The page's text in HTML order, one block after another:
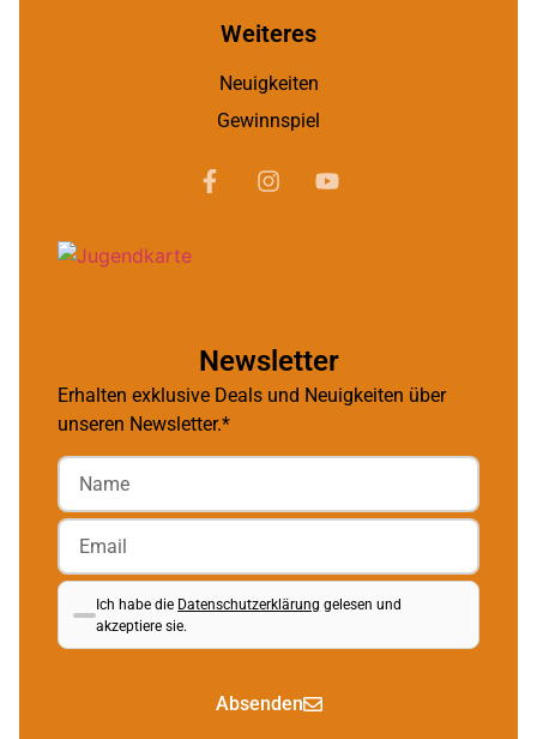
Weiteres
Neuigkeiten
Gewinnspiel
Newsletter
Erhalten exklusive Deals und Neuigkeiten über
unseren Newsletter.*
Ich habe die Datenschutzerklärung gelesen und
akzeptiere sie.
Absenden